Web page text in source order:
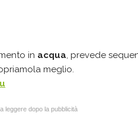
in acqua, prevede
meglio.
leggere dopo la pubblicità